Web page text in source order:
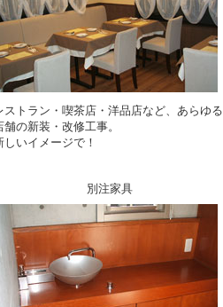
ストラン・喫茶店・洋品店など、あらゆる
舗の新装・改修工事。
しいイメージで！
別注家具